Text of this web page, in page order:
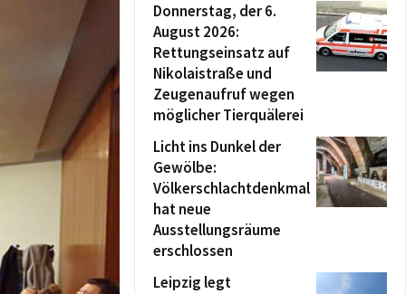
Donnerstag, der 6.
August 2026:
Rettungseinsatz auf
Nikolaistraße und
Zeugenaufruf wegen
möglicher Tierquälerei
Licht ins Dunkel der
Gewölbe:
Völkerschlachtdenkmal
hat neue
Ausstellungsräume
erschlossen
Leipzig legt